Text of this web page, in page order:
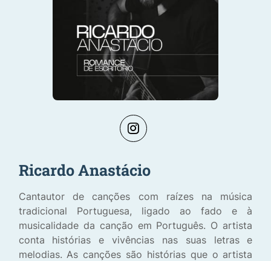
Ricardo Anastácio
Cantautor de canções com raízes na música
tradicional Portuguesa, ligado ao fado e à
musicalidade da canção em Português. O artista
conta histórias e vivências nas suas letras e
melodias. As canções são histórias que o artista